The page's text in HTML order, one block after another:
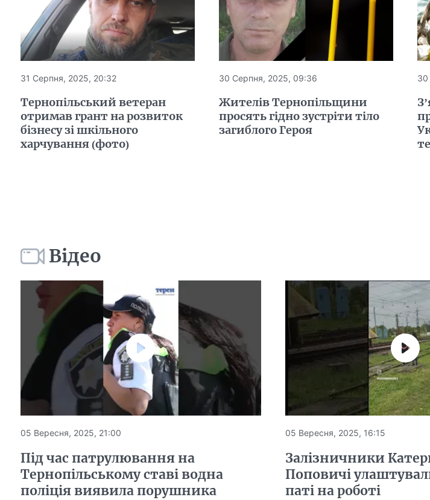
31 Серпня, 2025, 20:32
Тернопільський ветеран
отримав грант на розвиток
бізнесу зі шкільного
харчування (фото)
30 Серпня, 2025, 09:36
Жителів Тернопільщини
просять гідно зустріти тіло
загиблого Героя
30
Відео
05 Вересня, 2025, 21:00
Під час патрулювання на
Тернопільському ставі водна
поліція виявила порушника
05 Вересня, 2025, 16:15
Залізничники
Поповичі
паті на роботі